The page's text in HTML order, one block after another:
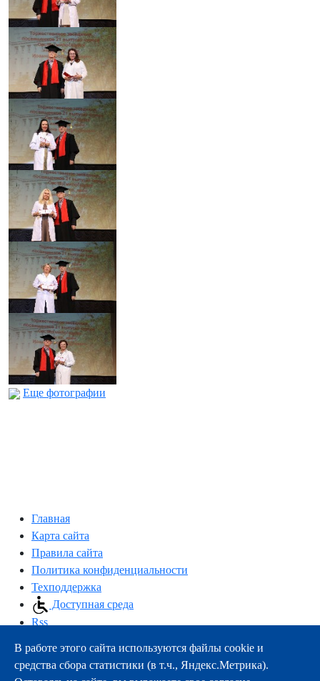
Еще фотографии
Главная
Карта сайта
Правила сайта
Политика конфиденциальности
Техподдержка
Доступная среда
Rss
163000, г.Архангельск, пр-т Троицкий, 51
тел.:+7 (8182) 21-11-63
В работе этого сайта используются файлы cookie и
средства сбора статистики (в т.ч., Яндекс.Метрика).